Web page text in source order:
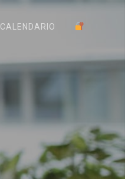
CALENDARIO